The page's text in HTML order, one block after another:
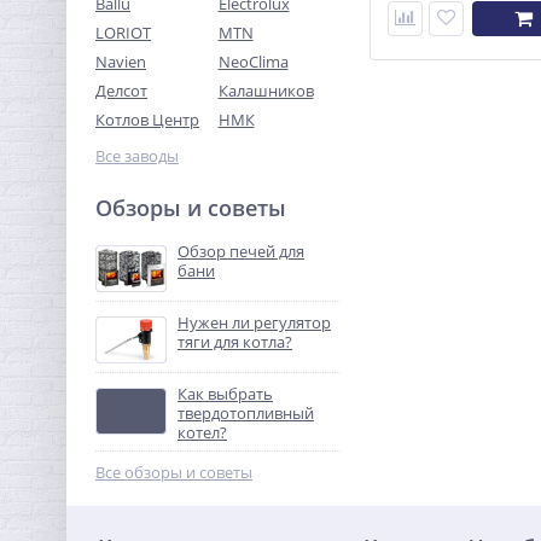
LORIOT
MTN
Navien
NeoClima
Делсот
Калашников
Котлов Центр
НМК
Все заводы
Обзоры и советы
Обзор печей для
бани
Нужен ли регулятор
тяги для котла?
Как выбрать
твердотопливный
котел?
Все обзоры и советы